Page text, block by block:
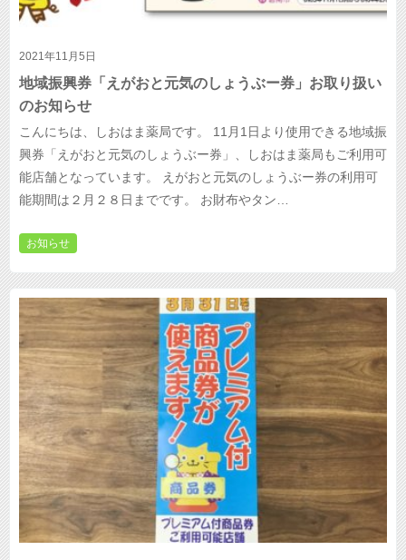
2021年11月5日
地域振興券「えがおと元気のしょうぶー券」お取り扱い
のお知らせ
こんにちは、しおはま薬局です。 11月1日より使用できる地域振
興券「えがおと元気のしょうぶー券」、しおはま薬局もご利用可
能店舗となっています。 えがおと元気のしょうぶー券の利用可
能期間は２月２８日までです。 お財布やタン…
お知らせ